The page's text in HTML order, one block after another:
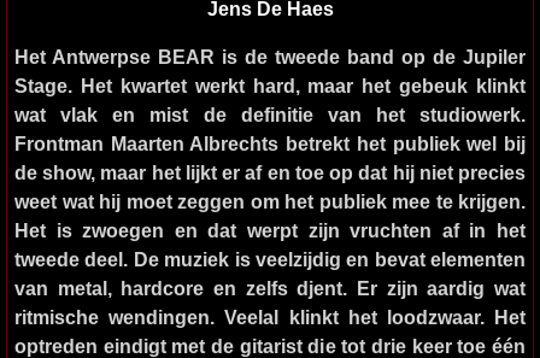
Het Antwerpse BEAR is de tweede band op de Jupiler
Stage. Het kwartet werkt hard, maar het gebeuk klinkt
wat vlak en mist de definitie van het studiowerk.
Frontman Maarten Albrechts betrekt het publiek wel bij
de show, maar het lijkt er af en toe op dat hij niet precies
weet wat hij moet zeggen om het publiek mee te krijgen.
Het is zwoegen en dat werpt zijn vruchten af in het
tweede deel. De muziek is veelzijdig en bevat elementen
van metal, hardcore en zelfs djent. Er zijn aardig wat
ritmische wendingen. Veelal klinkt het loodzwaar. Het
optreden eindigt met de gitarist die tot drie keer toe één